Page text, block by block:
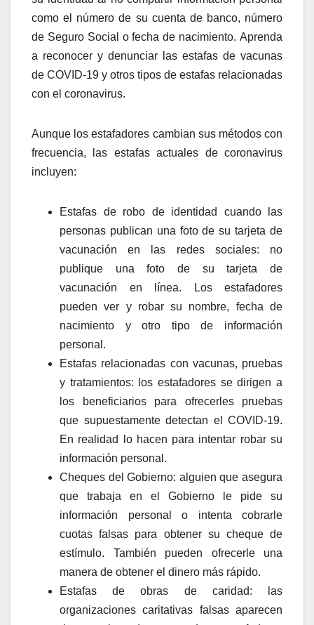
como el número de su cuenta de banco, número
de Seguro Social o fecha de nacimiento. Aprenda
a reconocer y denunciar las estafas de vacunas
de COVID-19 y otros tipos de estafas relacionadas
con el coronavirus.
Aunque los estafadores cambian sus métodos con
frecuencia, las estafas actuales de coronavirus
incluyen:
Estafas de robo de identidad cuando las
personas publican una foto de su tarjeta de
vacunación en las redes sociales: no
publique una foto de su tarjeta de
vacunación en línea. Los estafadores
pueden ver y robar su nombre, fecha de
nacimiento y otro tipo de información
personal.
Estafas relacionadas con vacunas, pruebas
y tratamientos: los estafadores se dirigen a
los beneficiarios para ofrecerles pruebas
que supuestamente detectan el COVID-19.
En realidad lo hacen para intentar robar su
información personal.
Cheques del Gobierno: alguien que asegura
que trabaja en el Gobierno le pide su
información personal o intenta cobrarle
cuotas falsas para obtener su cheque de
estímulo. También pueden ofrecerle una
manera de obtener el dinero más rápido.
Estafas de obras de caridad: las
organizaciones caritativas falsas aparecen